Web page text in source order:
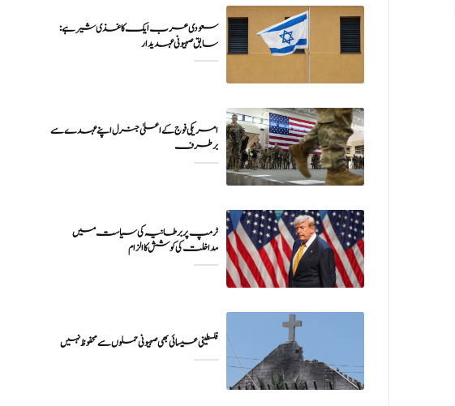
سعودی عرب ایک کاغذی شیر ہے:
سابق صہیونی عہدیدار
امریکی فوج کے اعلیٰ جنرل اپنے عہدے سے
برطرف
ٹرمپ پر برطانیہ کی سیاست میں
مداخلت کی کوشش کا الزام
فلسطینی عیسائی بھی صہیونی حملوں سے محفوظ نہیں